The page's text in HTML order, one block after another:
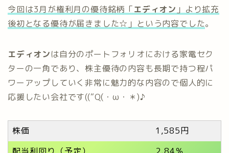
今回は3月が権利月の優待銘柄「エディオン 」より拡充
後初となる優待が届きました☆」という内容でした。
エディオンは自分のポートフォリオにおける家電セク
ターの一角であり、株主優待の内容も長期で持つ程パ
ワーアップしていく非常に魅力的な内容ので個人的に
応援したい会社です((“Q(・ω・＊)♪
株価
1,585円